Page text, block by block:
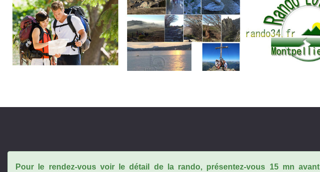
Pour le rendez-vous voir le détail de la rando, présentez-vous 15 mn avant